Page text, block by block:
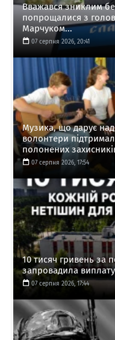
Вважався зниклим
попрощалися з
Марчуком...
07 серпня 2026, 20:41
Музика, що дарує
волонтери
полонених
07 серпня 2026, 17:54
10 тисяч гривень за
запровадила
07 серпня 2026, 17:44